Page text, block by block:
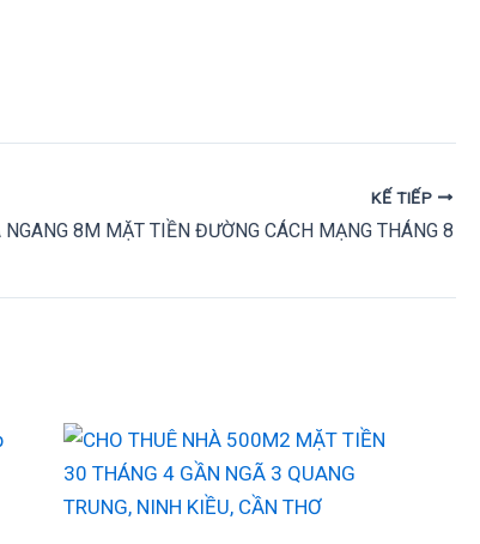
KẾ TIẾP
NGANG 8M MẶT TIỀN ĐƯỜNG CÁCH MẠNG THÁNG 8